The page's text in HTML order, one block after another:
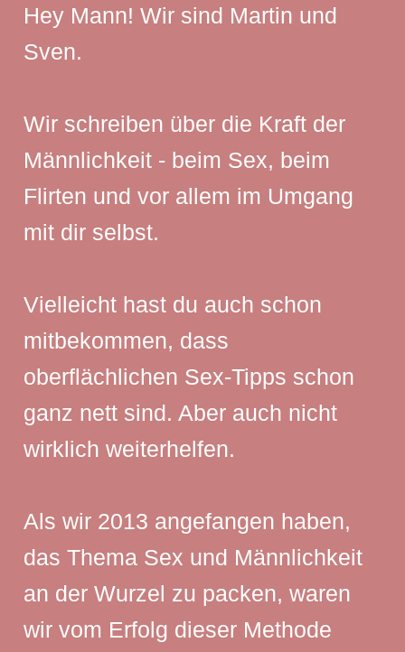
Hey Mann! Wir sind Martin und
Sven.
Wir schreiben über die Kraft der
Männlichkeit - beim Sex, beim
Flirten und vor allem im Umgang
mit dir selbst.
Vielleicht hast du auch schon
mitbekommen, dass
oberflächlichen Sex-Tipps schon
ganz nett sind. Aber auch nicht
wirklich weiterhelfen.
Als wir 2013 angefangen haben,
das Thema Sex und Männlichkeit
an der Wurzel zu packen, waren
wir vom Erfolg dieser Methode